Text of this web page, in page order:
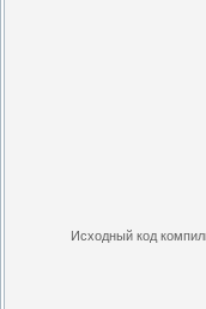
Исходный код